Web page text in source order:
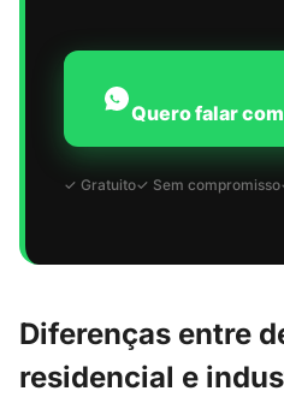
Quero falar
✓ Gratuito✓ Sem compromisso
Diferenças entre
residencial e